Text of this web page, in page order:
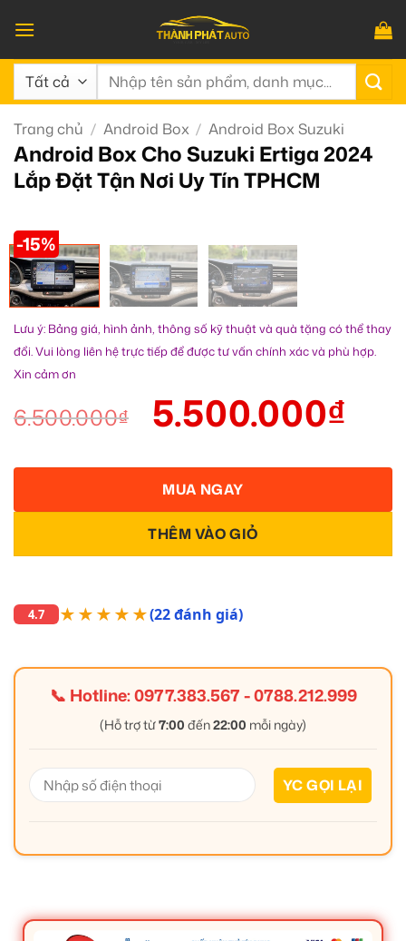
qua
nội
dung
Tìm
Trang chủ / Android Box / Android Box Suzuki
Android Box Cho Suzuki Ertiga 2024
Lắp Đặt Tận Nơi Uy Tín TPHCM
-15%
Lưu ý: Bảng giá, hình ảnh, thông số kỹ thuật và quà tặng có thể thay
đổi. Vui lòng liên hệ trực tiếp để được tư vấn chính xác và phù hợp.
Xin cảm ơn
6.500.000₫ 5.500.000₫
THÊM VÀO GIỎ
MUA NGAY
4.7 ★★★★★(22 đánh giá)
📞 Hotline:0977.383.567-0788.212.999
(Hỗ trợ từ7:00 đến22:00 mỗi ngày)